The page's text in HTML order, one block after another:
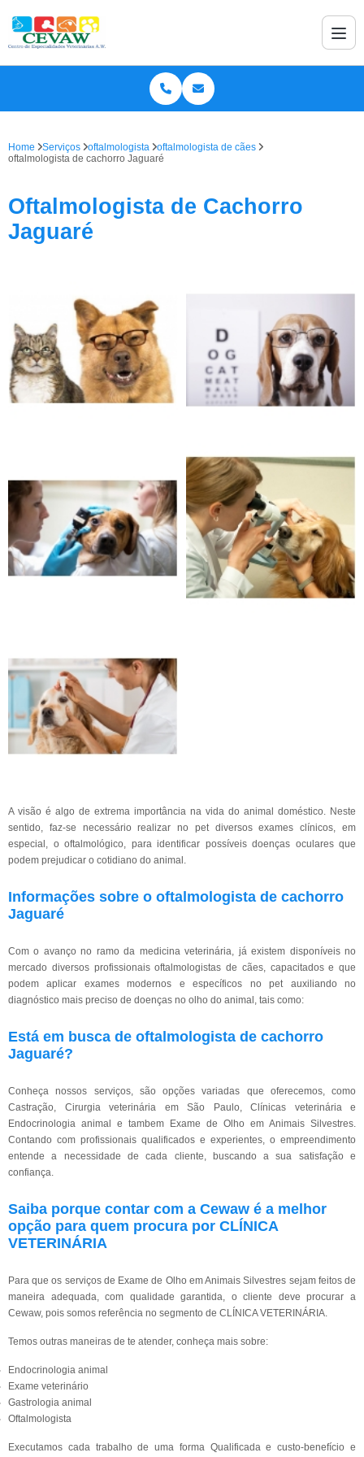
Home Serviços oftalmologista
oftalmologista de cães
oftalmologista de cachorro Jaguaré
Oftalmologista de Cachorro
Jaguaré
A visão é algo de extrema importância na vida do animal doméstico. Neste
sentido, faz-se necessário realizar no pet diversos exames clínicos, em
especial, o oftalmológico, para identificar possíveis doenças oculares que
podem prejudicar o cotidiano do animal.
Informações sobre o oftalmologista de cachorro
Jaguaré
Com o avanço no ramo da medicina veterinária, já existem disponíveis no
mercado diversos profissionais oftalmologistas de cães, capacitados e que
podem aplicar exames modernos e específicos no pet auxiliando no
diagnóstico mais preciso de doenças no olho do animal, tais como:
Está em busca de oftalmologista de cachorro
Jaguaré?
Conheça nossos serviços, são opções variadas que oferecemos, como
Castração, Cirurgia veterinária em São Paulo, Clínicas veterinária e
Endocrinologia animal e tambem Exame de Olho em Animais Silvestres.
Contando com profissionais qualificados e experientes, o empreendimento
entende a necessidade de cada cliente, buscando a sua satisfação e
confiança.
Saiba porque contar com a Cewaw é a melhor
opção para quem procura por CLÍNICA
VETERINÁRIA
Para que os serviços de Exame de Olho em Animais Silvestres sejam feitos de
maneira adequada, com qualidade garantida, o cliente deve procurar a
Cewaw, pois somos referência no segmento de CLÍNICA VETERINÁRIA.
Temos outras maneiras de te atender, conheça mais sobre:
Endocrinologia animal
Exame veterinário
Gastrologia animal
Oftalmologista
Executamos cada trabalho de uma forma Qualificada e custo-benefício e